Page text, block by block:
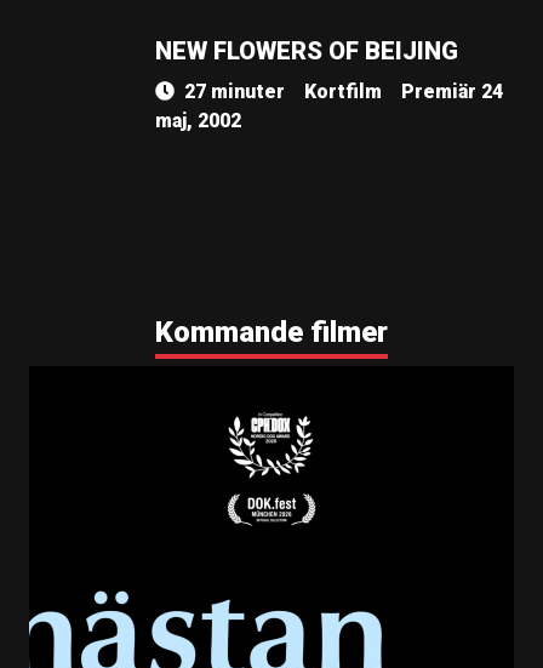
NEW FLOWERS OF BEIJING
27 minuter Kortfilm
Premiär 24
maj, 2002
Kommande filmer